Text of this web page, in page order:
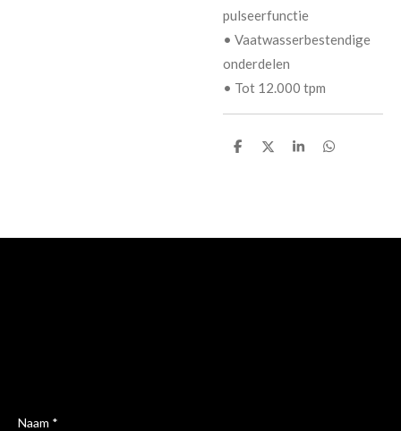
pulseerfunctie
• Vaatwasserbestendige
onderdelen
• Tot 12.000 tpm
D
D
S
D
Naam *